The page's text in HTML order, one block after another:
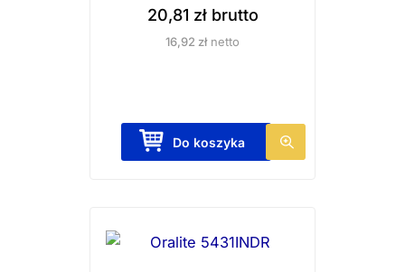
20,81 złbrutto
16,92 złnetto
Do koszyka